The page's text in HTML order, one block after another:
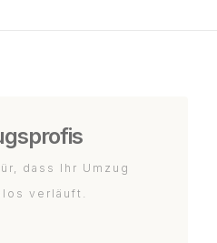
dass Ihr Umzug
verläuft.